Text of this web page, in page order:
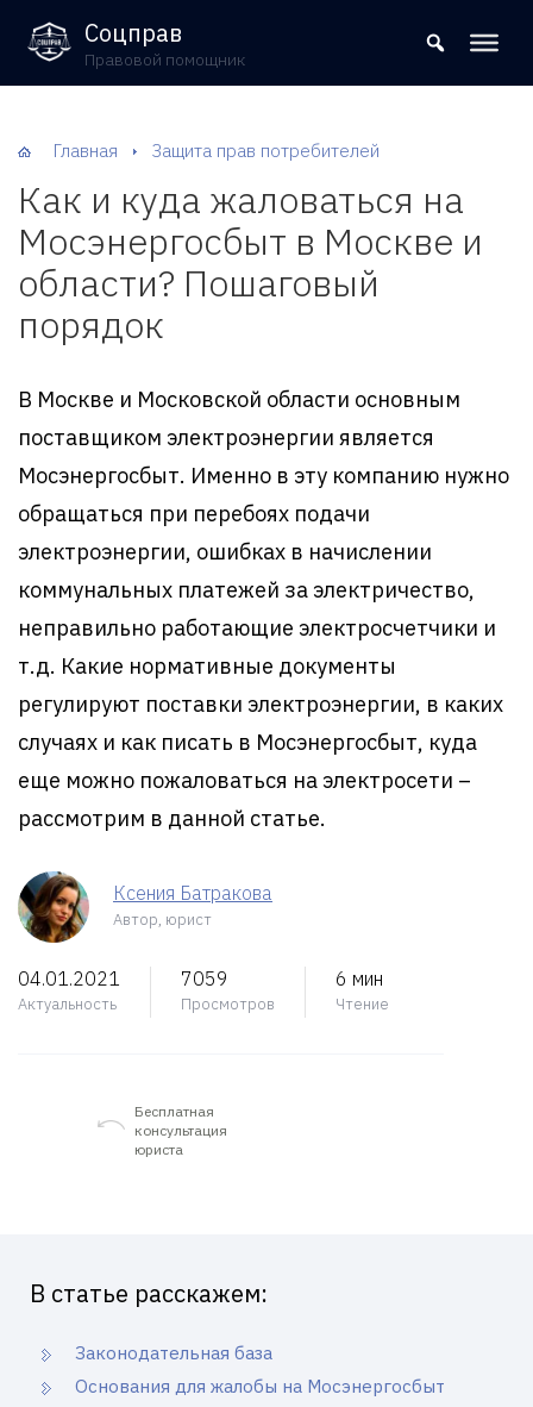
8 (800) 302-09-37
Соцправ
Правовой помощник
Главная Защита прав потребителей
Как и куда жаловаться на
Мосэнергосбыт в Москве и
области? Пошаговый
порядок
В Москве и Московской области основным
поставщиком электроэнергии является
Мосэнергосбыт. Именно в эту компанию нужно
обращаться при перебоях подачи
электроэнергии, ошибках в начислении
коммунальных платежей за электричество,
неправильно работающие электросчетчики и
т.д. Какие нормативные документы
регулируют поставки электроэнергии, в каких
случаях и как писать в Мосэнергосбыт, куда
еще можно пожаловаться на электросети –
рассмотрим в данной статье.
Ксения Батракова
Автор, юрист
04.01.2021
Актуальность
7059
Просмотров
6 мин
Чтение
Бесплатная
консультация
юриста
В статье расскажем:
Законодательная база
Основания для жалобы на Мосэнергосбыт